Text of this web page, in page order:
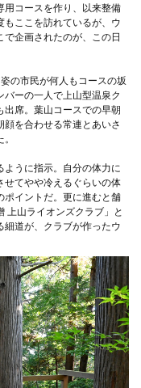
用コースを作り、以来整備
もここを訪れているが、ウ
企画されたのが、この日
の市民が何人もコースの坂
ーの一人で上山型温泉ク
出席。葉山コースでの早朝
を合わせる常連とあいさ
ように指示。自分の体力に
せてやや冷えるぐらいの体
ポイントだ。更に進むと舗
上山ライオンズクラブ」と
道が、クラブが作ったウ